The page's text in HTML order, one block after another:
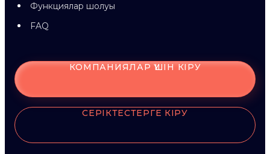
Функциялар шолуы
FAQ
КОМПАНИЯЛАР ҮШІН КІРУ
СЕРІКТЕСТЕРГЕ КІРУ